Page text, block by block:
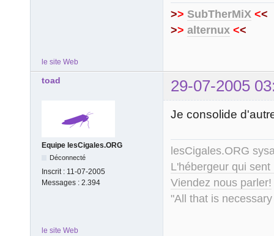
>> SubTherMiX <<
>> alternux <<
le site Web
toad 29-07-2005
Equipe lesCigales.ORG
Déconnecté
Inscrit : 11-07-2005
Messages : 2.394
Je consolide
lesCigales.ORG
L'hébergeur qui
Viendez nous parler!
"All that is
le site Web